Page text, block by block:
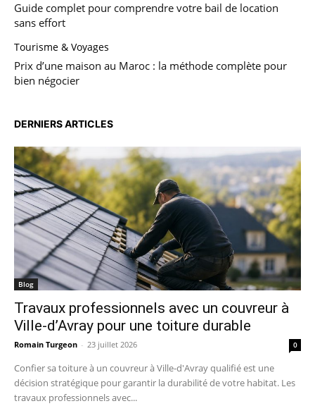
Guide complet pour comprendre votre bail de location
sans effort
Tourisme & Voyages
Prix d’une maison au Maroc : la méthode complète pour
bien négocier
DERNIERS ARTICLES
Blog
Travaux professionnels avec un couvreur à
Ville-d’Avray pour une toiture durable
Romain Turgeon - 23 juillet 2026 0
Confier sa toiture à un couvreur à Ville-d'Avray qualifié est une
décision stratégique pour garantir la durabilité de votre habitat. Les
travaux professionnels avec...